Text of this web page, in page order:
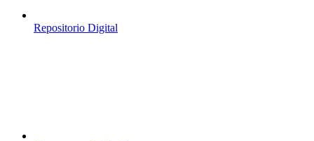
Repositorio Digital